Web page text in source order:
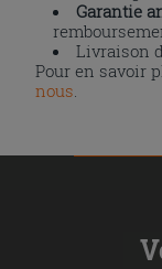
Garantie
Livraison
Pour en savoir
nous